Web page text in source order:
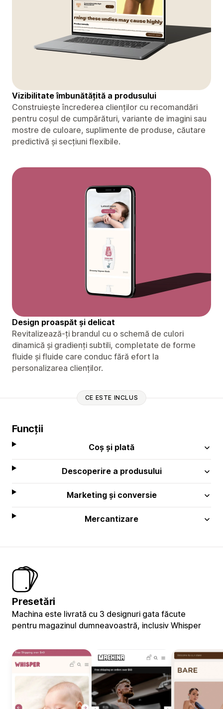
Vizibilitate îmbunătățită a produsului
Construiește încrederea clienților cu recomandări
pentru coșul de cumpărături, variante de imagini sau
mostre de culoare, suplimente de produse, căutare
predictivă și secțiuni flexibile.
Design proaspăt și delicat
Revitalizează-ți brandul cu o schemă de culori
dinamică și gradienți subtili, completate de forme
fluide și fluide care conduc fără efort la
personalizarea clienților.
CE ESTE INCLUS
Funcții
Coș și plată
Descoperire a produsului
Marketing și conversie
Mercantizare
Presetări
Machina este livrată cu 3 designuri gata făcute
pentru magazinul dumneavoastră, inclusiv Whisper